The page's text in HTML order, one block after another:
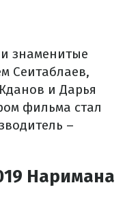
знаменитые
Сеитаблаев,
и Дарья
фильма стал
–
Наримана